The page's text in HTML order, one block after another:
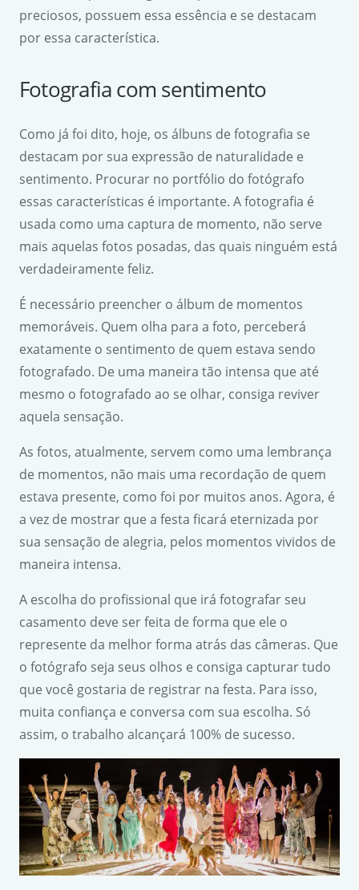
preciosos, possuem essa essência e se destacam
por essa característica.
Fotografia com sentimento
Como já foi dito, hoje, os álbuns de fotografia se
destacam por sua expressão de naturalidade e
sentimento. Procurar no portfólio do fotógrafo
essas características é importante. A fotografia é
usada como uma captura de momento, não serve
mais aquelas fotos posadas, das quais ninguém está
verdadeiramente feliz.
É necessário preencher o álbum de momentos
memoráveis. Quem olha para a foto, perceberá
exatamente o sentimento de quem estava sendo
fotografado. De uma maneira tão intensa que até
mesmo o fotografado ao se olhar, consiga reviver
aquela sensação.
As fotos, atualmente, servem como uma lembrança
de momentos, não mais uma recordação de quem
estava presente, como foi por muitos anos. Agora, é
a vez de mostrar que a festa ficará eternizada por
sua sensação de alegria, pelos momentos vividos de
maneira intensa.
A escolha do profissional que irá fotografar seu
casamento deve ser feita de forma que ele o
represente da melhor forma atrás das câmeras. Que
o fotógrafo seja seus olhos e consiga capturar tudo
que você gostaria de registrar na festa. Para isso,
muita confiança e conversa com sua escolha. Só
assim, o trabalho alcançará 100% de sucesso.